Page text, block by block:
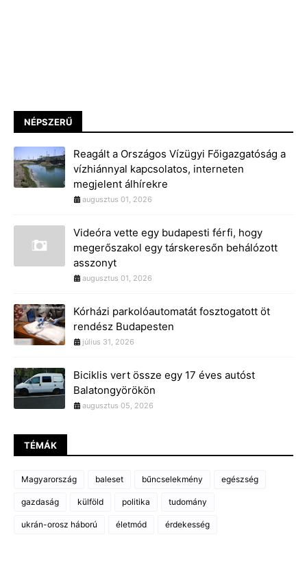
NÉPSZERŰ
Reagált a Országos Vízügyi Főigazgatóság a
vízhiánnyal kapcsolatos, interneten
megjelent álhírekre
augusztus 01, 2026
Videóra vette egy budapesti férfi, hogy
megerőszakol egy társkeresőn behálózott
asszonyt
augusztus 01, 2026
Kórházi parkolóautomatát fosztogatott öt
rendész Budapesten
július 31, 2026
Biciklis vert össze egy 17 éves autóst
Balatongyörökön
augusztus 05, 2026
TÉMÁK
Magyarország baleset bűncselekmény egészség
gazdaság külföld politika tudomány
ukrán-orosz háború életmód érdekesség